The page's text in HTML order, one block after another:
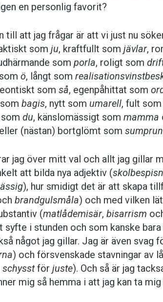
en personlig favorit?
till att jag frågar är att vi just nu
som ju, kraftfullt som jävlar,
som porla, roligt som
ö, långt som
som så, egenpåhittat som
bagis, nytt som umarell, fult som
du, känslomässigt som mamma
eller (nästan) bortglömt som
jag över mitt val och allt jag gillar
att bilda nya adjektiv (
), hur smidigt det är att skapa
brand­guls­måla) och med vilken
(matlådemisär, bisarrism
syfte i stunden och som kanske
något jag gillar. Jag är även svag
) och för­svenskade stavningar av
schysstför juste). Och så är jag
mig så hemma i att jag kan ta